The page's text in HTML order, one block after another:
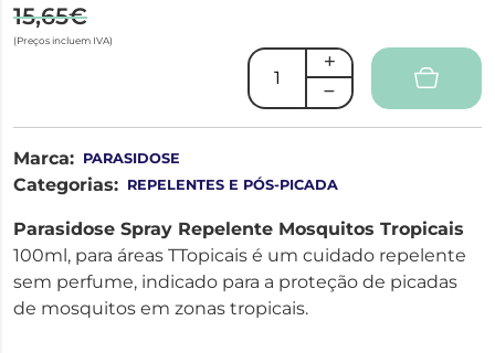
15,65€
(Preços incluem IVA)
Marca: PARASIDOSE
Categorias: REPELENTES E PÓS-PICADA
Parasidose Spray Repelente Mosquitos Tropicais
100ml, para áreas TTopicais é um cuidado repelente
sem perfume, indicado para a proteção de picadas
de mosquitos em zonas tropicais.